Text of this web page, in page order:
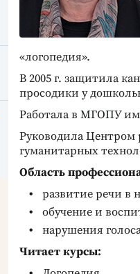
«логопедия».
В 2005 г. защитила
просодики у
Работала в МГОПУ
Руководила Центром
гуманитарных
Область
развитие речи в
обучение и
нарушения
Читает курсы: